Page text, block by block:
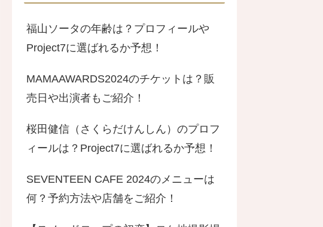
福山ソータの年齢は？プロフィールや
Project7に選ばれるか予想！
MAMAAWARDS2024のチケットは？販
売日や出演者もご紹介！
桜田健信（さくらだけんしん）のプロフ
ィールは？Project7に選ばれるか予想！
SEVENTEEN CAFE 2024のメニューは
何？予約方法や店舗をご紹介！